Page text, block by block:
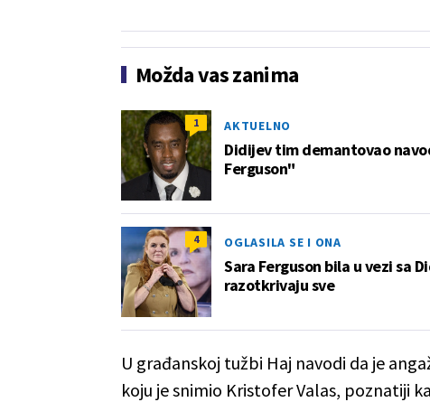
Možda vas zanima
1 AKTUELNO
Didijev tim demantovao
Ferguson"
4 OGLASILA SE I ONA
Sara Ferguson bila u vezi sa
razotkrivaju sve
U građanskoj tužbi Haj navodi da je
koju je snimio Kristofer Valas, poznatiji